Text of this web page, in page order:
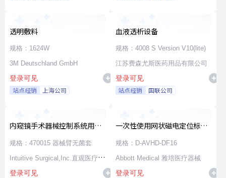
透明敷料
规格：1624W
3M Deutschland GmbH
登录可见
站点经销 上海公司
血液透析设备
规格：4008 S Version V10(lite)
江苏费森尤斯医药用品有限公司
登录可见
站点经销 国联公司
内窥镜手术器械控制系统用无
源器械和附件
规格：470015 器械臂无菌套
Intuitive Surgical,Inc.直观医疗公
司
登录可见
一次性使用网状磁电定位标测
导管
规格：D-AVHD-DF16
Abbott Medical 雅培医疗器械
登录可见